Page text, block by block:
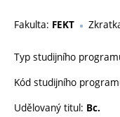
Fakulta: FEKT
Typ studijního
Kód studijního
Udělovaný titul: Bc.